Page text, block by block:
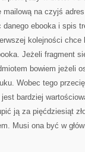
na czyjś
ebooka i spis
kolejności chce
Jeżeli fragment
bowiem jeżeli
Wobec tego
bardziej
ją za pięćdziesiąt
Musi ona być w